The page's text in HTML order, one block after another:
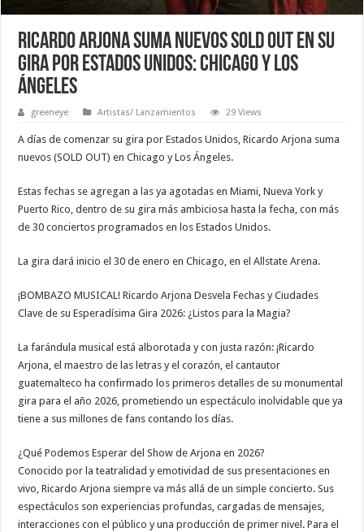
RICARDO ARJONA SUMA NUEVOS SOLD OUT EN SU
GIRA POR ESTADOS UNIDOS: CHICAGO Y LOS
ÁNGELES
greeneye Artistas/ Lanzamientos 29 Views
A días de comenzar su gira por Estados Unidos, Ricardo Arjona suma
nuevos (SOLD OUT) en Chicago y Los Ángeles.
Estas fechas se agregan a las ya agotadas en Miami, Nueva York y
Puerto Rico, dentro de su gira más ambiciosa hasta la fecha, con más
de 30 conciertos programados en los Estados Unidos.
La gira dará inicio el 30 de enero en Chicago, en el Allstate Arena.
¡BOMBAZO MUSICAL! Ricardo Arjona Desvela Fechas y Ciudades
Clave de su Esperadísima Gira 2026: ¿Listos para la Magia?
La farándula musical está alborotada y con justa razón: ¡Ricardo
Arjona, el maestro de las letras y el corazón, el cantautor
guatemalteco ha confirmado los primeros detalles de su monumental
gira para el año 2026, prometiendo un espectáculo inolvidable que ya
tiene a sus millones de fans contando los días.
¿Qué Podemos Esperar del Show de Arjona en 2026?
Conocido por la teatralidad y emotividad de sus presentaciones en
vivo, Ricardo Arjona siempre va más allá de un simple concierto. Sus
espectáculos son experiencias profundas, cargadas de mensajes,
interacciones con el público y una producción de primer nivel. Para el